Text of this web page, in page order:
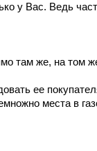
у Вас. Ведь
там же, на том
ее
места в